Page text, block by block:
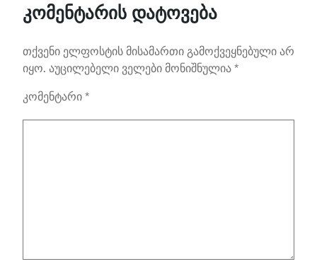
კომენტარის დატოვება
თქვენი ელფოსტის მისამართი გამოქვეყნებული არ
იყო. აუცილებელი ველები მონიშნულია *
კომენტარი *